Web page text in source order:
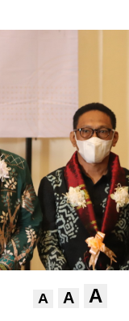
A A A